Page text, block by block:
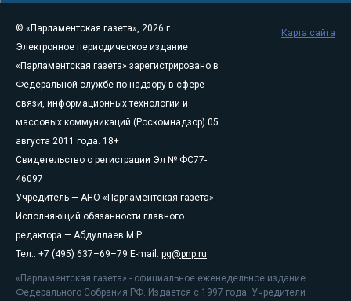
© «Парламентская газета», 2026 г.
Электронное периодическое издание
«Парламентская газета» зарегистрировано в
Федеральной службе по надзору в сфере
связи, информационных технологий и
массовых коммуникаций (Роскомнадзор) 05
августа 2011 года. 18+
Свидетельство о регистрации Эл № ФС77-
46097
Учредитель — АНО «Парламентская газета»
Исполняющий обязанности главного
редактора — Абдуллаев М.Р.
Тел.: +7 (495) 637–69–79 E-mail: pg@pnp.ru
«Парламентская газета» - официальное еженедельное издание
Федерального Собрания РФ. Издается с 1997 года. Учредители
Карта сайта